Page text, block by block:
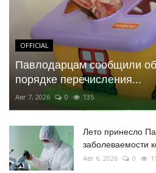
OFFICIAL
Павлодарцам сообщили
порядке перечисления...
Авг 7, 2026 0 135
Лето принесло
заболеваемости
Авг 6, 2026 0